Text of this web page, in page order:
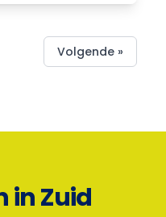
Volgende »
in Zuid